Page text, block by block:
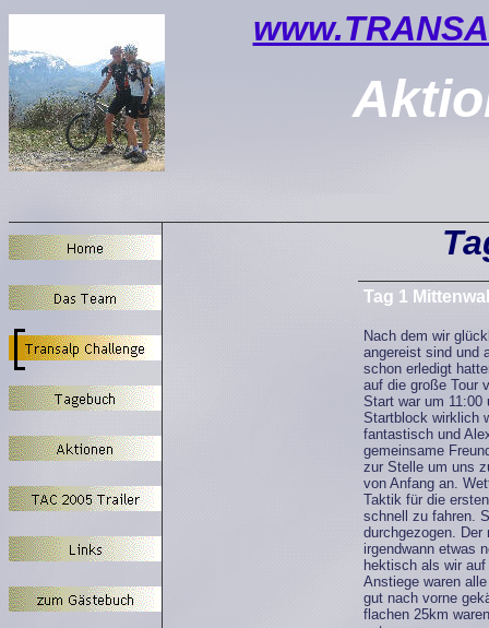
Tag 1
Nach dem wir
angereist sind und
schon erledigt
auf die große Tour
Start war um 11:00
Startblock wirklich
fantastisch und
gemeinsame
zur Stelle um uns
von Anfang an.
Taktik für die
schnell zu fahren.
durchgezogen. Der
irgendwann etwas
hektisch als wir
Anstiege waren
gut nach vorne
flachen 25km